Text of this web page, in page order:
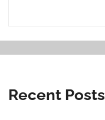
Recent Posts